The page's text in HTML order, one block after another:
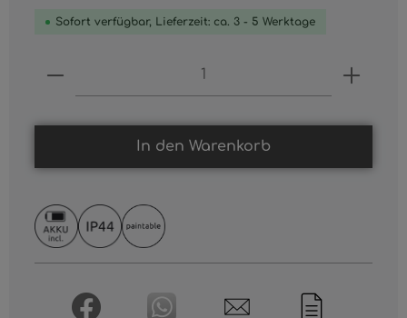
Sofort verfügbar, Lieferzeit: ca. 3 - 5 Werktage
Produkt Anzahl: Gib den
In den Warenkorb